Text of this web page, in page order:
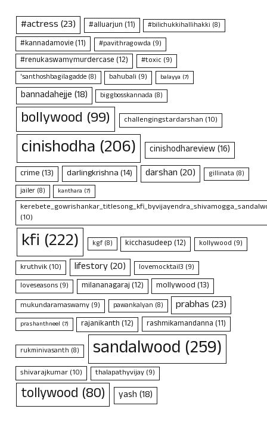
#actress(23) #alluarjun(11) #bilichukkihallihakki (8)
#kannadamovie(11) #pavithragowda (9)
#renukaswamymurdercase(12) #toxic(9)
'santhoshbagilagadde (8) bahubali (9) balayya (7)
bannadahejje(18) biggbosskannada (8)
bollywood (99) challengingstardarshan (10)
cinishodha (206) cinishodhareview(16)
crime(13) darlingkrishna(14) darshan(20) gillinata (8)
jailer (8) kanthara (7)
(10)
kfi (222) kgf(8) kicchasudeep(12) kollywood (9)
kruthvik(10) lifestory(20) lovemocktail3 (9)
loveseasons (9) milananagaraj(12) mollywood(13)
mukundaramaswamy (9) pawankalyan (8) prabhas(23)
prashanthneel (7) rajanikanth(12) rashmikamandanna(11)
rukminivasanth (8) sandalwood (259)
shivarajkumar(10) thalapathyvijay(9)
tollywood (80) yash(18)